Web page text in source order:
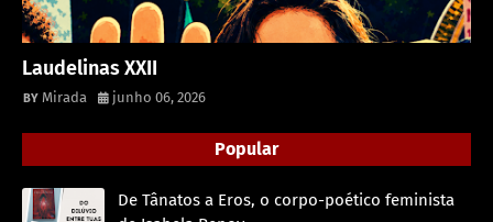
Laudelinas XXII
Mirada junho 06, 2026
Popular
De Tânatos a Eros, o corpo-poético feminista